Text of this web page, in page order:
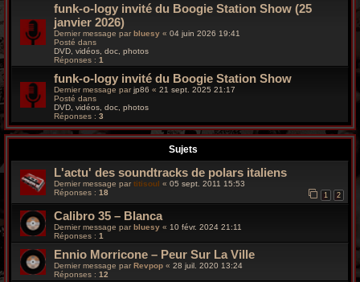
g
o
y
funk-o-logy invité du Boogie Station Show (25
janvier 2026)
Dernier message par bluesy « 04 juin 2026 19:41
Posté dans
DVD, vidéos, doc, photos
Réponses : 1
funk-o-logy invité du Boogie Station Show
Dernier message parjp86 « 21 sept. 2025 21:17
Posté dans
DVD, vidéos, doc, photos
Réponses : 3
Sujets
L'actu' des soundtracks de polars italiens
Dernier message par titisoul « 05 sept. 2011 15:53
Réponses : 18 1 2
Calibro 35 – Blanca
Dernier message parbluesy « 10 févr. 2024 21:11
Réponses : 1
Ennio Morricone – Peur Sur La Ville
Dernier message par Revpop « 28 juil. 2020 13:24
Réponses : 12